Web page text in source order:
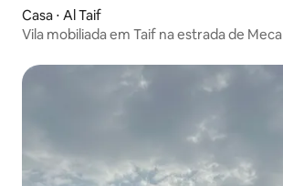
Casa ⋅ Al Taif
Vila mobiliada em Taif na estrada de Meca